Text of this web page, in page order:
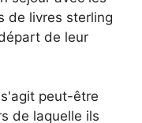
de livres sterling
de leur
peut-être
de laquelle ils